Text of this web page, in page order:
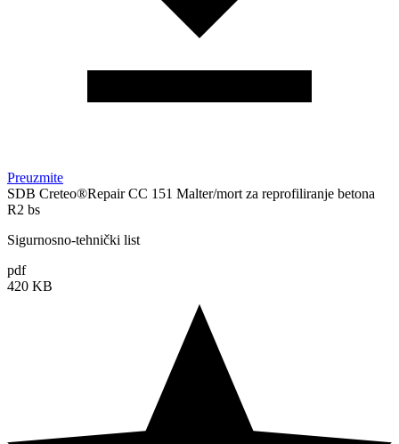
Preuzmite
SDB Creteo®Repair CC 151 Malter/mort za reprofiliranje betona
R2 bs
Sigurnosno-tehnički list
pdf
420 KB